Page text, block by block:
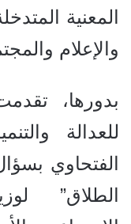
المعنية
والإعلام
بدورها،
للعدالة
الفتحاوي
الطلاق”